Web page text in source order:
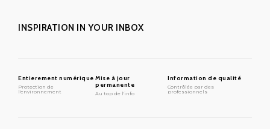
INSPIRATION IN YOUR INBOX
Entierement numérique
Protection de
l'environnement
Mise à jour
permanente
Au top de l'info
Information de qualité
Contrôlée par des
professionnels